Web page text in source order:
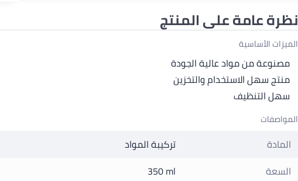
نظرة عامة على المنتج
الميزات الأساسية
مصنوعة من مواد عالية الجودة
منتج سهل الاستخدام والتخزين
سهل التنظيف
المواصفات
المادة
تركيبة المواد
السعة
350 ml